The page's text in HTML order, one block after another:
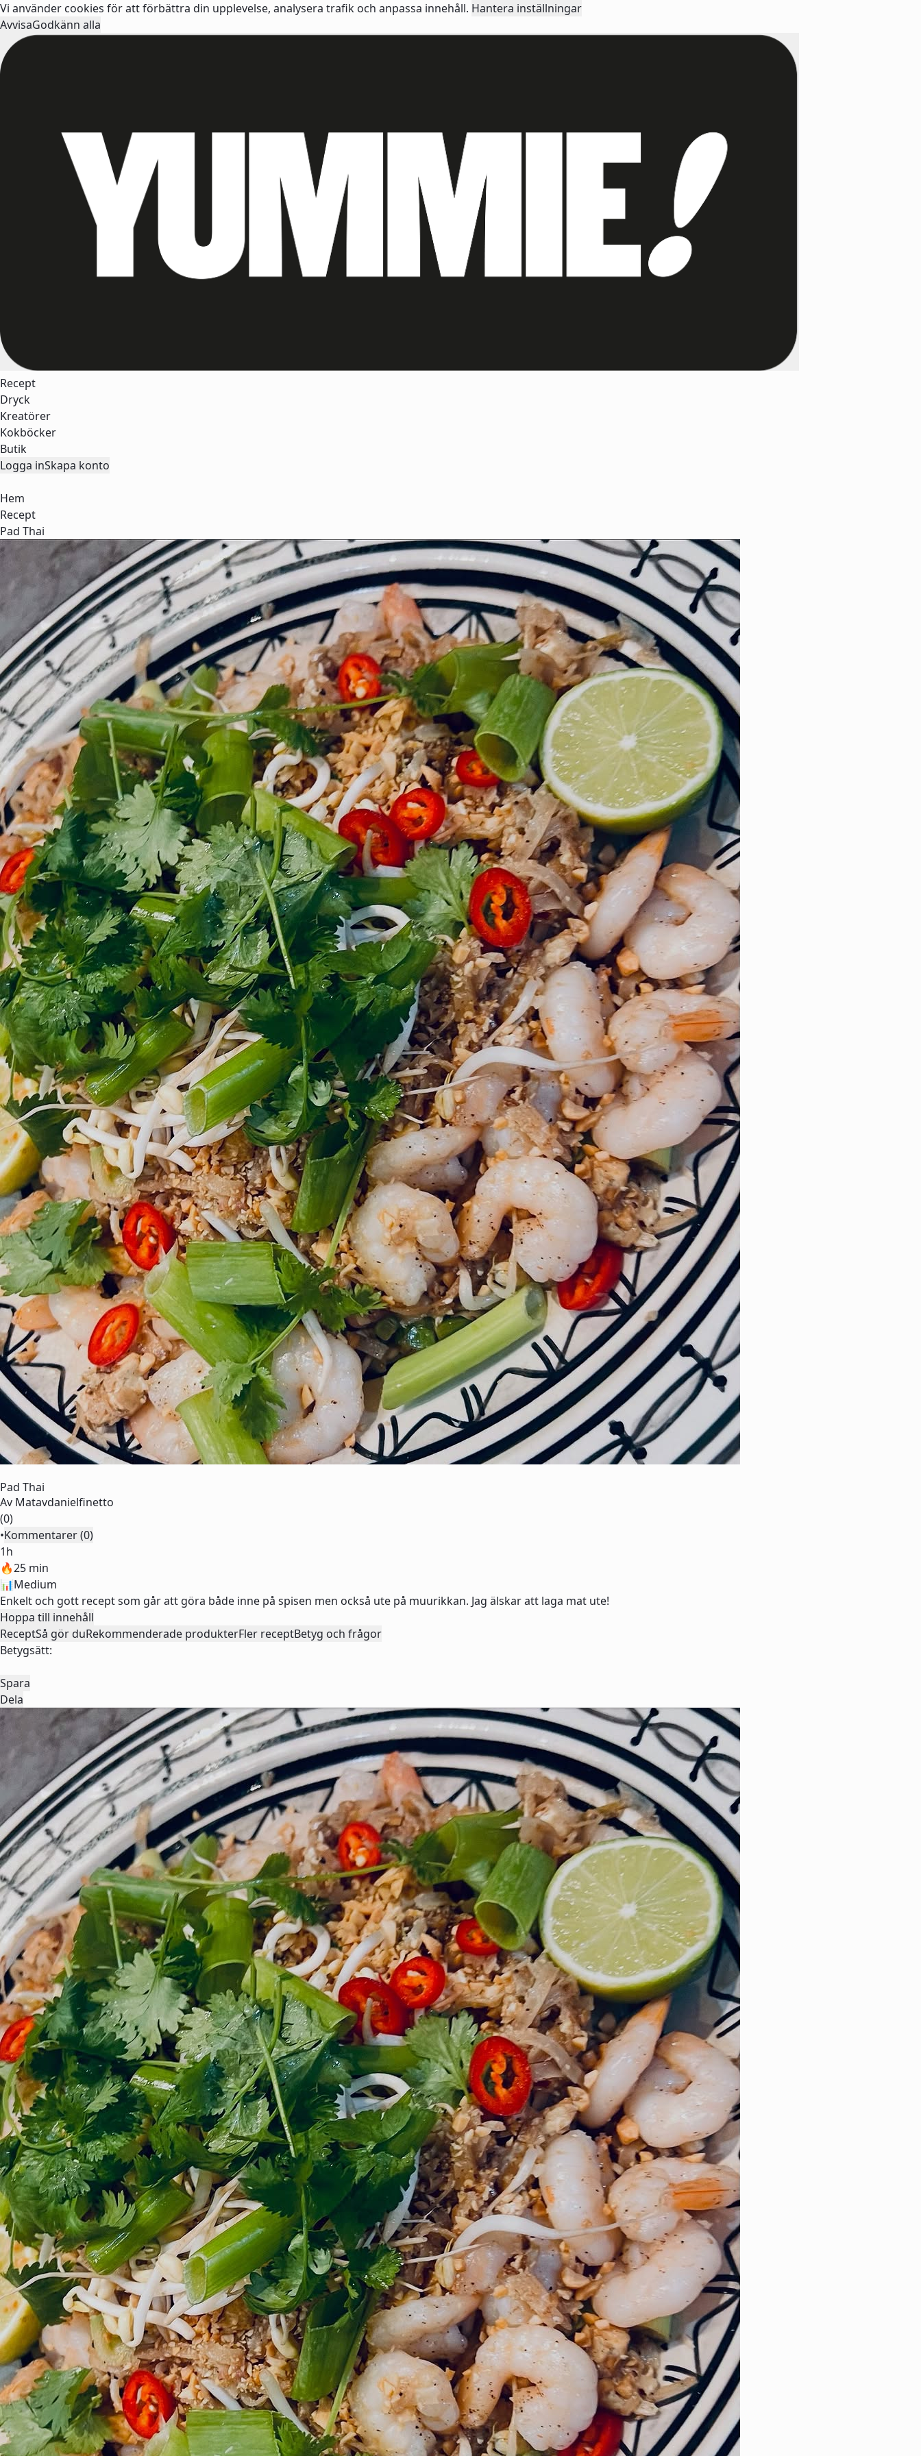
Vi använder cookies för att förbättra din upplevelse, analysera trafik och anpassa innehåll. Hantera inställningar
AvvisaGodkänn alla
Recept
Dryck
Kreatörer
Kokböcker
Butik
Logga inSkapa konto
Hem
Recept
Pad Thai
Pad Thai
Av Matavdanielfinetto
(0)
•Kommentarer (0)
1h
🔥25 min
📊Medium
Enkelt och gott recept som går att göra både inne på spisen men också ute på muurikkan. Jag älskar att laga mat ute!
Hoppa till innehåll
ReceptSå gör duRekommenderade produkterFler receptBetyg och frågor
Betygsätt:
Spara
Dela